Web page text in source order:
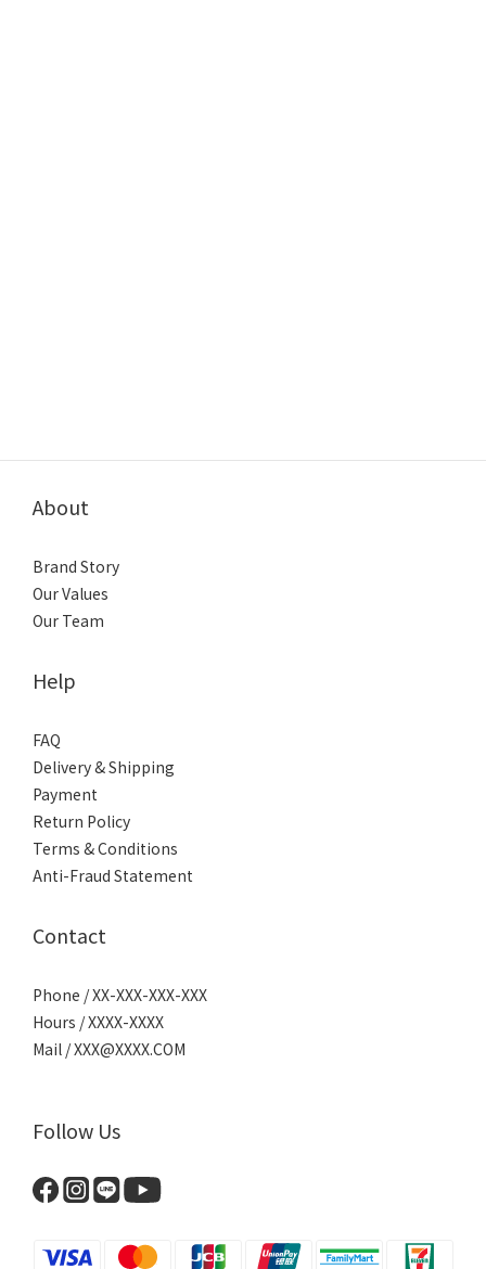
About
Brand Story
Our Values
Our Team
Help
FAQ
Delivery & Shipping
Payment
Return Policy
Terms & Conditions
Anti-Fraud Statement
Contact
Phone / XX-XXX-XXX-XXX
Hours / XXXX-XXXX
Mail / XXX@XXXX.COM
Follow Us